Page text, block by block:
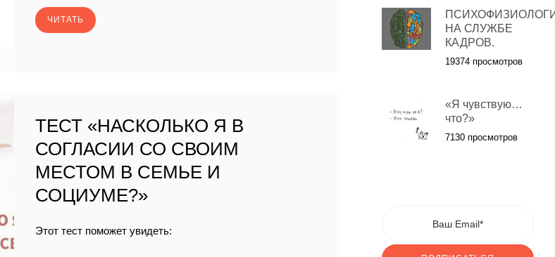
ЧИТАТЬ
ТЕСТ «НАСКОЛЬКО Я В
СОГЛАСИИ СО СВОИМ
МЕСТОМ В СЕМЬЕ И
СОЦИУМЕ?»
Этот тест поможет увидеть:
НА СЛУЖБЕ
КАДРОВ.
19374 просмотров
«Я чувствую…
что?»
7130 просмотров